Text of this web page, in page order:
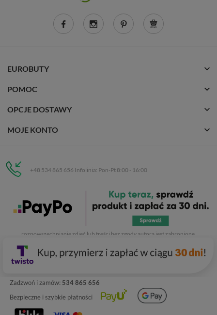
Zadzwoń i zamów: 534 865 656
Bezpieczne i szybkie płatności
EUROBUTY
POMOC
OPCJE DOSTAWY
MOJE KONTO
+48 534 865 656 Infolinia: Pon-Pt 8:00 - 16:00
C.H. Respan, Rejtana 53a/250
35-326 Rzeszów
. Kopiowanie, przetwarzanie,
rozpowszechnianie zdjęć lub treści bez zgody autora jest zabronione.